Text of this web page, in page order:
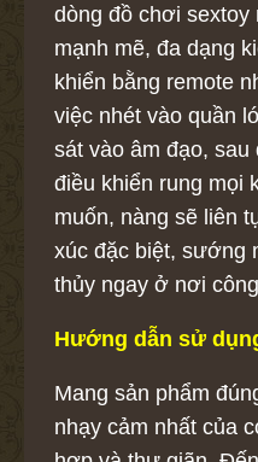
dòng đồ chơi
mạnh mẽ, đa dạng
khiển bằng remote
việc nhét vào quần
sát vào âm đạo, sau
điều khiển rung mọi
muốn, nàng sẽ liên
xúc đặc biệt, sướng
thủy ngay ở nơi
Hướng dẫn sử
Mang sản phẩm
nhạy cảm nhất của